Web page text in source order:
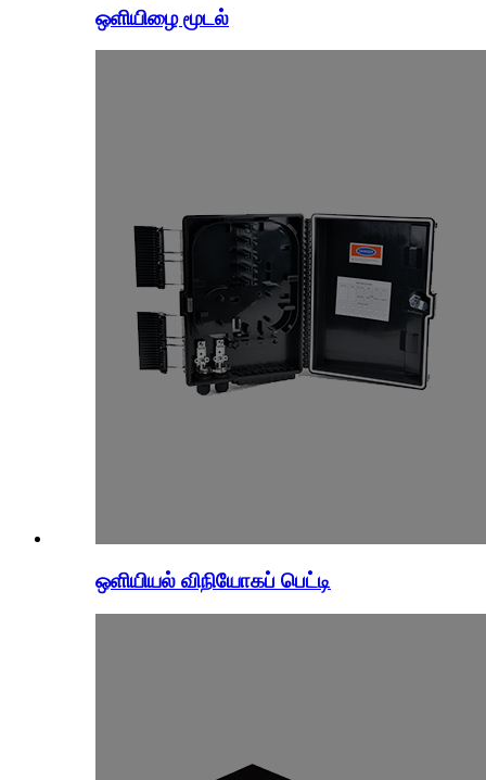
ஒளியிழை மூடல்
ஒளியியல் விநியோகப் பெட்டி